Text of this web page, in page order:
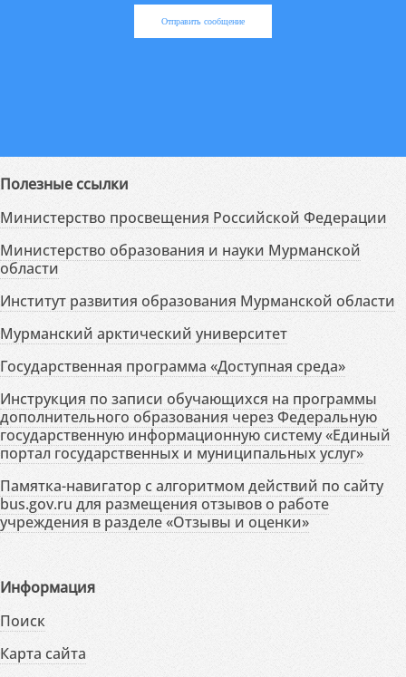
Отправить сообщение
Полезные ссылки
Министерство просвещения Российской Федерации
Министерство образования и науки Мурманской
области
Институт развития образования Мурманской области
Мурманский арктический университет
Государственная программа «Доступная среда»
Инструкция по записи обучающихся на программы
дополнительного образования через Федеральную
государственную информационную систему «Единый
портал государственных и муниципальных услуг»
Памятка-навигатор с алгоритмом действий по сайту
bus.gov.ru для размещения отзывов о работе
учреждения в разделе «Отзывы и оценки»
Информация
Поиск
Карта сайта